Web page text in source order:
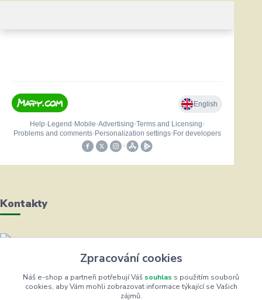
Kontakty
Helena Bayerová
+420 604 711 491
(Po-Čt, 8-16 hod.)
Zpracování cookies
Náš e-shop a partneři potřebují Váš souhlas s použitím souborů
cookies, aby Vám mohli zobrazovat informace týkající se Vašich
zájmů.